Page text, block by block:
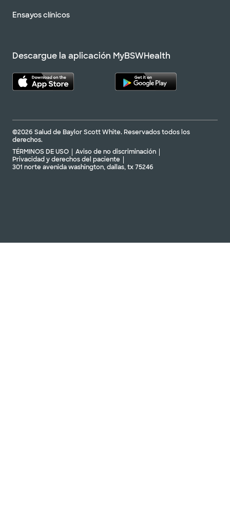
Ensayos clínicos
Descargue la aplicación MyBSWHealth
©2026 Salud de Baylor Scott White. Reservados todos los
derechos.
TÉRMINOS DE USO
Aviso de no discriminación
Privacidad y derechos del paciente
301 norte avenida washington, dallas, tx 75246